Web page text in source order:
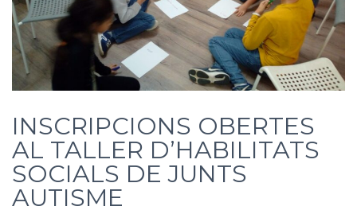
INSCRIPCIONS OBERTES
AL TALLER D’HABILITATS
SOCIALS DE JUNTS
AUTISME